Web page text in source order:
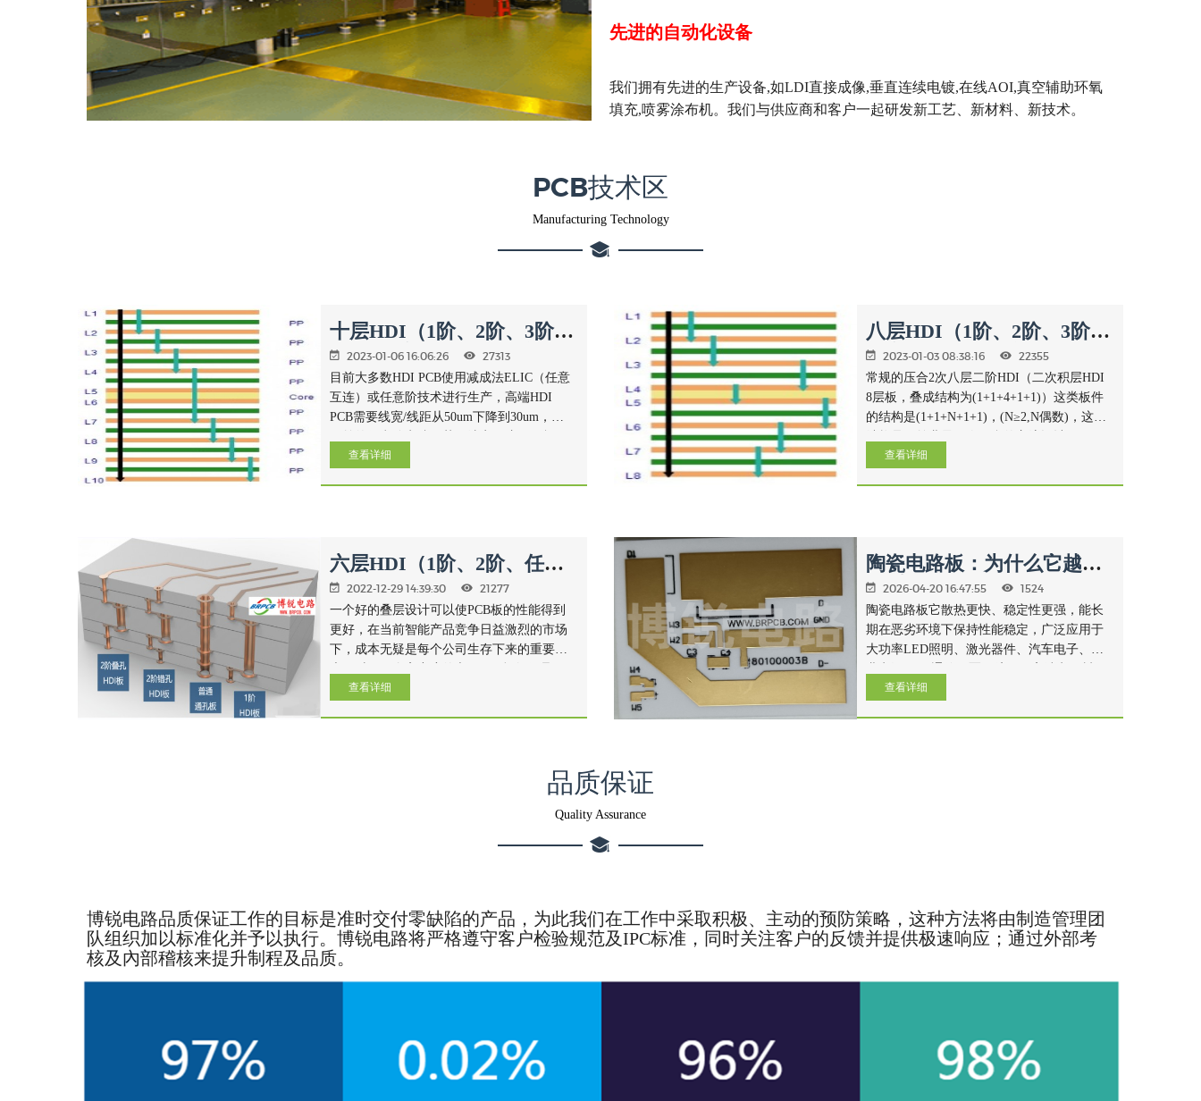
先进的自动化设备
我们拥有先进的生产设备,如LDI直接成像,垂直连续电镀,在线AOI,真空辅助环氧
填充,喷雾涂布机。我们与供应商和客户一起研发新工艺、新材料、新技术。
PCB技术区
Manufacturing Technology
十层HDI（1阶、2阶、3阶、
4阶、任意阶）叠层阻抗
2023-01-06 16:06:26
27313
目前大多数HDI PCB使用减成法ELIC（任意
互连）或任意阶技术进行生产，高端HDI
PCB需要线宽/线距从50um下降到30um，而
因此需要转换到半加成法工艺。
查看详细
八层HDI（1阶、2阶、3阶、
任意阶）叠层阻抗
2023-01-03 08:38:16
22355
常规的压合2次八层二阶HDI（二次积层HDI
8层板，叠成结构为(1+1+4+1+1)）这类板件
的结构是(1+1+N+1+1)，(N≥2,N偶数)，这种
查看详细
六层HDI（1阶、2阶、任意
阶）叠层阻抗
2022-12-29 14:39:30
21277
一个好的叠层设计可以使PCB板的性能得到
更好，在当前智能产品竞争日益激烈的市场
下，成本无疑是每个公司生存下来的重要因
才是最佳
查看详细
陶瓷电路板：为什么它越来
越重要？
2026-04-20 16:47:55
1524
陶瓷电路板它散热更快、稳定性更强，能长
期在恶劣环境下保持性能稳定，广泛应用于
大功率LED照明、激光器件、汽车电子、工
装、功率模块、微波器件、高频大功率、电
查看详细
品质保证
Quality Assurance
博锐电路品质保证工作的目标是准时交付零缺陷的产品，为此我们在工作中采取积极、主动的预防策略，这种方法将由制造管理团
队组织加以标准化并予以执行。博锐电路将严格遵守客户检验规范及IPC标准，同时关注客户的反馈并提供极速响应；通过外部考
核及內部稽核来提升制程及品质。